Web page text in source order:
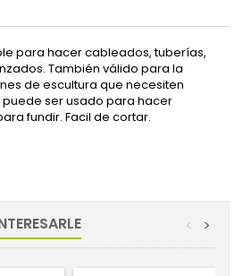
para hacer cableados, tuberías,
También válido para la
de escultura que necesiten
puede ser usado para hacer
fundir. Facil de cortar.
>
<